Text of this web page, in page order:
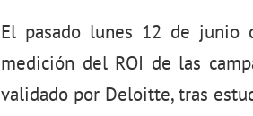
El pasado lunes 12 de junio
medición del ROI de las
validado por Deloitte, tras